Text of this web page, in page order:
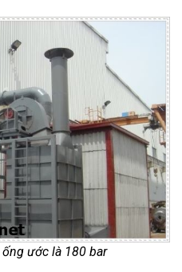
ước là 180 bar